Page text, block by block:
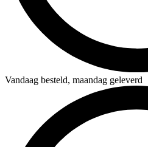
Vandaag besteld, maandag geleverd